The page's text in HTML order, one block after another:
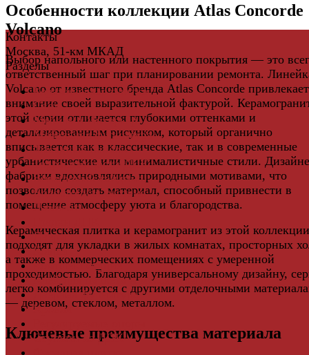
Особенности коллекции Atlas Concorde
Volcano
Выбор напольного или настенного покрытия — это
ответственный шаг при планировании ремонта.
Volcano от известного бренда Atlas Concorde привлекает
внимание своей выразительной фактурой.
этой серии отличается глубокими оттенками и
детализированным рисунком, который органично
вписывается как в классические, так и в современные
урбанистические или минималистичные стили.
фабрики вдохновлялись природными мотивами, что
позволило создать материал, способный привнести в
помещение атмосферу уюта и благородства.
Керамическая плитка и керамогранит из этой коллекции
подходят для укладки в жилых комнатах, просторных
а также в коммерческих помещениях с умеренной
проходимостью. Благодаря универсальному дизайну,
легко комбинируется с другими отделочными
— деревом, стеклом, металлом.
Ключевые преимущества материала
Контакты
Москва, 51-км МКАД
Разделы
Керамическая плитка
Свет
Мебель и Интерьер
Мебельная фурнитура
Фасадные панели
Террасная доска ДПК
Виниловый сайдинг
Водосточная система
Ламинат
Двери
Ковры
Комплектующие
Клей для паркета и массивной доски
Дверная фурнитура
Кровля
Ступени из ДПК